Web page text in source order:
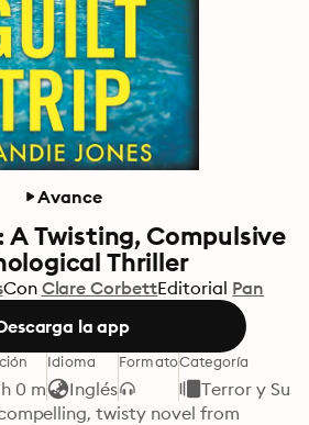
Avance
A Twisting, Compulsive
Thriller
Con Clare CorbettEditorial Pan
la app
0 m
Idioma
Inglés
FormatoCategoría
Terror y
twisty novel from